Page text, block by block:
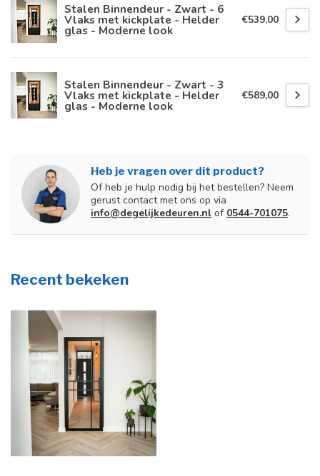
Stalen Binnendeur - Zwart - 6
Vlaks met kickplate - Helder
glas - Moderne look
€539,00
Stalen Binnendeur - Zwart - 3
Vlaks met kickplate - Helder
glas - Moderne look
€589,00
Heb je vragen over dit product?
Of heb je hulp nodig bij het bestellen? Neem
gerust contact met ons op via
info@degelijkedeuren.nl of 0544-701075.
Recent bekeken